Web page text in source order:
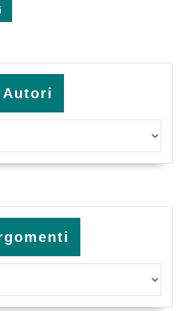
Autori